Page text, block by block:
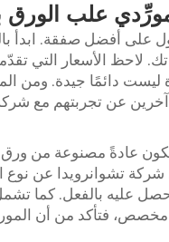
علب الورق
على أفضل صفقة. ابدأ
لاحظ الأسعار التي
ليست دائمًا جيدة. ومن
آخرين عن تجربتهم مع
تكون عادةً مصنوعة من
تشوانرويدا عن نوع
عليه بالفعل. كما
فتأكد من أن